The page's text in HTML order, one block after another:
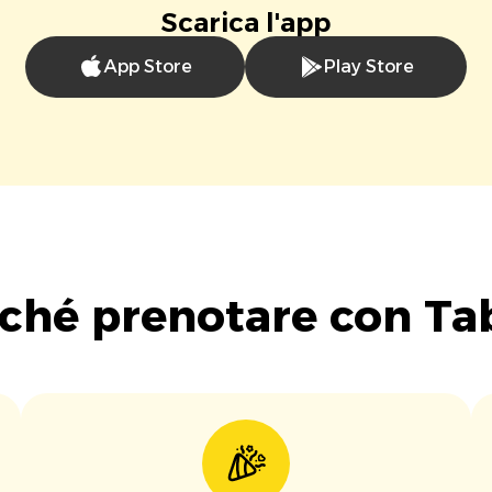
Scarica l'app
App Store Play Store
prenotare con